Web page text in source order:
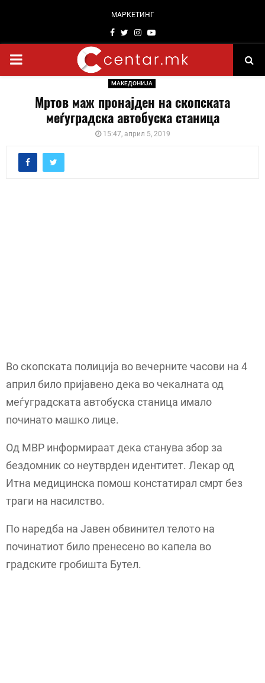
МАРКЕТИНГ
Facebook
TwitterInstagram
Youtube
PRIMARY
МАКЕДОНИЈА
Мртов маж пронајден на скопската
меѓуградска автобуска станица
15:47, април 5, 2019
Во скопската полиција во вечерните часови на 4
април било пријавено дека во чекалната од
меѓуградската автобуска станица имало
починато машко лице.
Од МВР информираат дека станува збор за
бездомник со неутврден идентитет. Лекар од
Итна медицинска помош констатирал смрт без
траги на насилство.
По наредба на Јавен обвинител телото на
починатиот било пренесено во капела во
градските гробишта Бутел.